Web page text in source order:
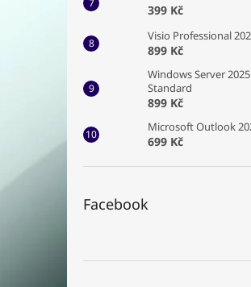
399 Kč
Visio Professional
899 Kč
Windows Server 2025
Standard
899 Kč
Microsoft Outlook
699 Kč
Facebook